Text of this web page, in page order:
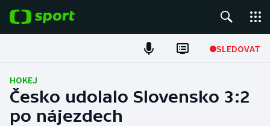
SLEDOVAT
Fotbal
Hokej
HOKEJ
Česko udolalo Slovensko 3:2
po nájezdech